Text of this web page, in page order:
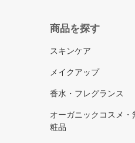
商品を探す
スキンケア
メイクアップ
香水・フレグランス
オーガニックコスメ・
粧品